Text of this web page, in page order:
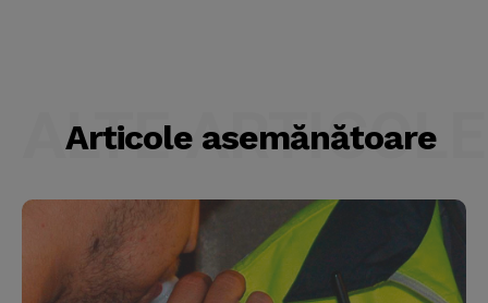
Articole asemănătoare
ALTE ARTICOLE